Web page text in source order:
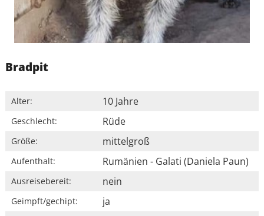
Bradpit
Alter: 10 Jahre
Geschlecht: Rüde
Größe: mittelgroß
Aufenthalt: Rumänien - Galati (Daniela Paun)
Ausreisebereit: nein
Geimpft/gechipt: ja